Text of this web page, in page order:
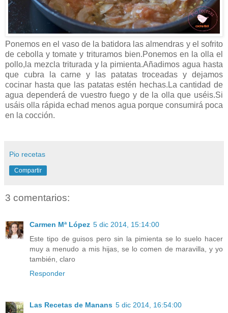
Ponemos en el vaso de la batidora las almendras y el sofrito
de cebolla y tomate y trituramos bien.Ponemos en la olla el
pollo,la mezcla triturada y la pimienta.Añadimos agua hasta
que cubra la carne y las patatas troceadas y dejamos
cocinar hasta que las patatas estén hechas.La cantidad de
agua dependerá de vuestro fuego y de la olla que uséis.Si
usáis olla rápida echad menos agua porque consumirá poca
en la cocción.
Pio recetas
Compartir
3 comentarios:
Carmen Mª López 5 dic 2014, 15:14:00
Este tipo de guisos pero sin la pimienta se lo suelo hacer
muy a menudo a mis hijas, se lo comen de maravilla, y yo
también, claro
Responder
Las Recetas de Manans 5 dic 2014, 16:54:00